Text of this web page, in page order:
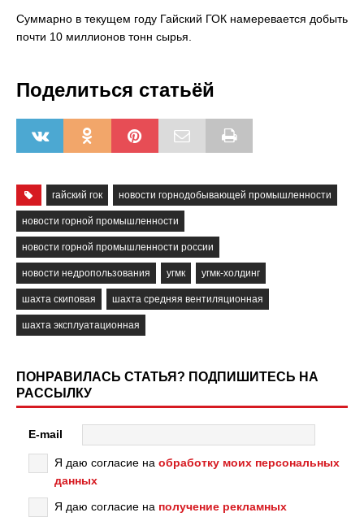
Суммарно в текущем году Гайский ГОК намеревается добыть
почти 10 миллионов тонн сырья.
Поделиться статьёй
гайский гок новости горнодобывающей промышленности
новости горной промышленности
новости горной промышленности россии
новости недропользования угмк угмк-холдинг
шахта скиповая шахта средняя вентиляционная
шахта эксплуатационная
ПОНРАВИЛАСЬ СТАТЬЯ? ПОДПИШИТЕСЬ НА
РАССЫЛКУ
E-mail
Я даю согласие на обработку моих персональных
данных
Я даю согласие на получение рекламных